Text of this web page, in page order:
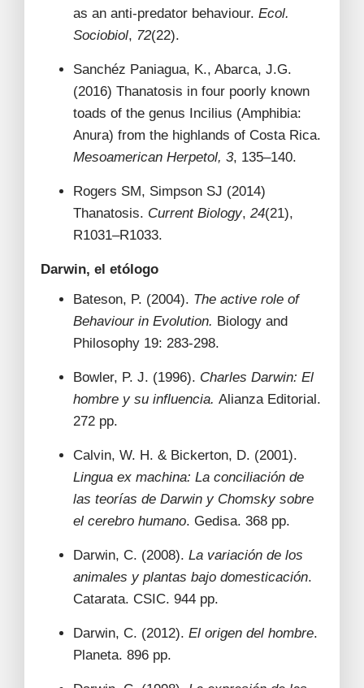
as an anti-predator behaviour. Ecol.
Sociobiol, 72(22).
Sanchéz Paniagua, K., Abarca, J.G.
(2016) Thanatosis in four poorly known
toads of the genus Incilius (Amphibia:
Anura) from the highlands of Costa Rica.
Mesoamerican Herpetol, 3, 135–140.
Rogers SM, Simpson SJ (2014)
Thanatosis. Current Biology, 24(21),
R1031–R1033.
Darwin, el etólogo
Bateson, P. (2004). The active role of
Behaviour in Evolution. Biology and
Philosophy 19: 283-298.
Bowler, P. J. (1996). Charles Darwin: El
hombre y su influencia. Alianza Editorial.
272 pp.
Calvin, W. H. & Bickerton, D. (2001).
Lingua ex machina: La conciliación de
las teorías de Darwin y Chomsky sobre
el cerebro humano. Gedisa. 368 pp.
Darwin, C. (2008). La variación de los
animales y plantas bajo domesticación.
Catarata. CSIC. 944 pp.
Darwin, C. (2012). El origen del hombre.
Planeta. 896 pp.